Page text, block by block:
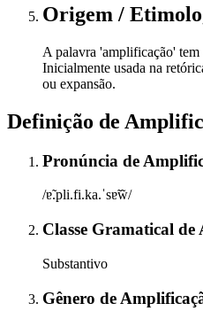
Origem /
A palavra 'amplificação'
Inicialmente usada na
ou expansão.
Definição de
Pronúncia de
/ɐ̃.pli.fi.ka.ˈsɐ̃w̃/
Classe Gramatical de
Substantivo
Gênero de